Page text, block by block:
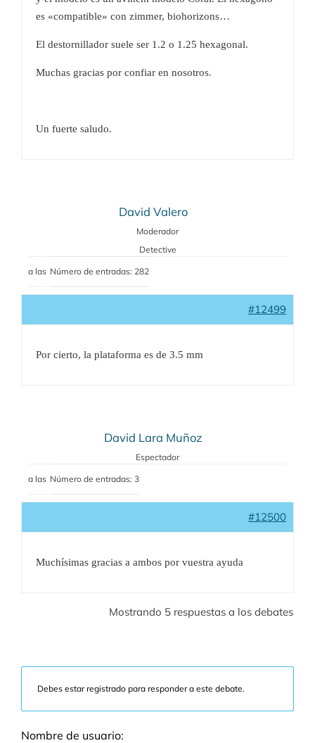
es «compatible» con zimmer, biohorizons…
El destornillador suele ser 1.2 o 1.25 hexagonal.
Muchas gracias por confiar en nosotros.
Un fuerte saludo.
David Valero
Moderador
Detective
a las Número de entradas: 282
#12499
Por cierto, la plataforma es de 3.5 mm
David Lara Muñoz
Espectador
a las Número de entradas: 3
#12500
Muchísimas gracias a ambos por vuestra ayuda
Mostrando 5 respuestas a los debates
Debes estar registrado para responder a este debate.
Nombre de usuario: